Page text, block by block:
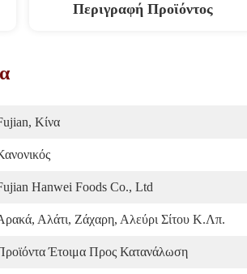
Περιγραφή Προϊόντος
Κίνα
Hanwei Foods Co., Ltd
Αλάτι, Ζάχαρη, Αλεύρι Σίτου Κ.λπ.
Έτοιμα Προς Κατανάλωση